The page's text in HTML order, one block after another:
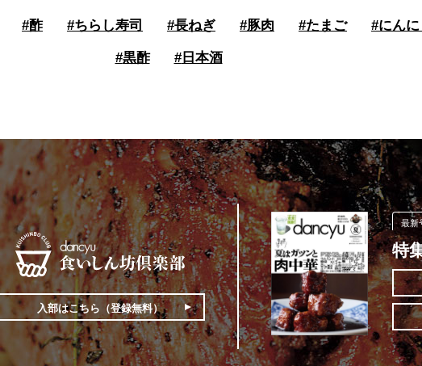
#酢 #ちらし寿司 #長ねぎ #豚肉 #たまご #にんに
#黒酢 #日本酒
入部はこちら（登録無料）
最新
特